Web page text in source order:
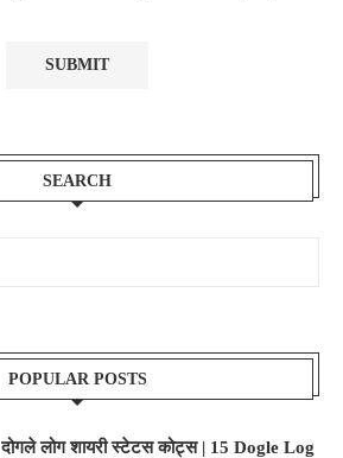
SEARCH
POPULAR POSTS
दोगले लोग शायरी स्टेटस कोट्स | 15 Dogle Log